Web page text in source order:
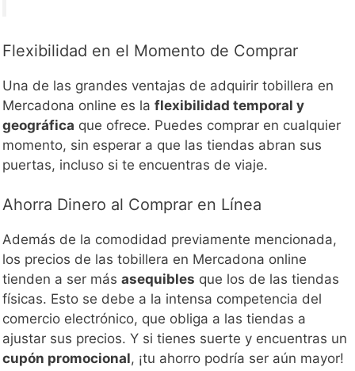
Flexibilidad en el Momento de Comprar
Una de las grandes ventajas de adquirir tobillera en
Mercadona online es la flexibilidad temporal y
geográfica que ofrece. Puedes comprar en cualquier
momento, sin esperar a que las tiendas abran sus
puertas, incluso si te encuentras de viaje.
Ahorra Dinero al Comprar en Línea
Además de la comodidad previamente mencionada,
los precios de las tobillera en Mercadona online
tienden a ser más asequibles que los de las tiendas
físicas. Esto se debe a la intensa competencia del
comercio electrónico, que obliga a las tiendas a
ajustar sus precios. Y si tienes suerte y encuentras un
cupón promocional, ¡tu ahorro podría ser aún mayor!